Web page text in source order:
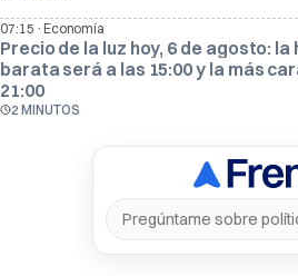
07:15 · Economía
Precio de la luz hoy, 6 de agosto: la
barata será a las 15:00 y la más
21:00
2 MINUTOS